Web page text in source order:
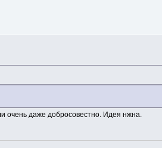
очень даже добросовестно. Идея нжна.